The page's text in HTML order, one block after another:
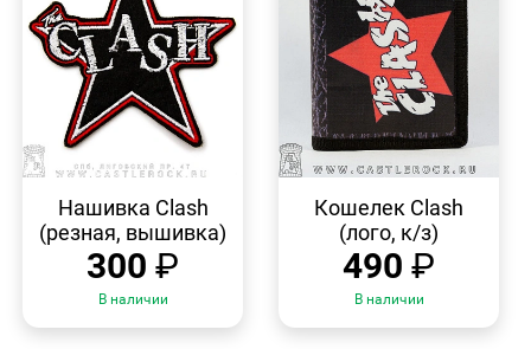
ПРОСМОТР
Нашивка Clash
(резная, вышивка)
300 ₽
В наличии
ПРОСМОТР
Кошелек Clash
(лого, к/з)
490 ₽
В наличии